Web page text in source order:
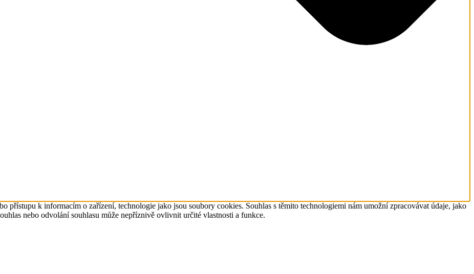
přístupu k informacím o zařízení, technologie jako jsou soubory cookies. Souhlas s těmito technologiemi nám umožní zpracovávat údaje, jako
nebo odvolání souhlasu může nepříznivě ovlivnit určité vlastnosti a funkce.